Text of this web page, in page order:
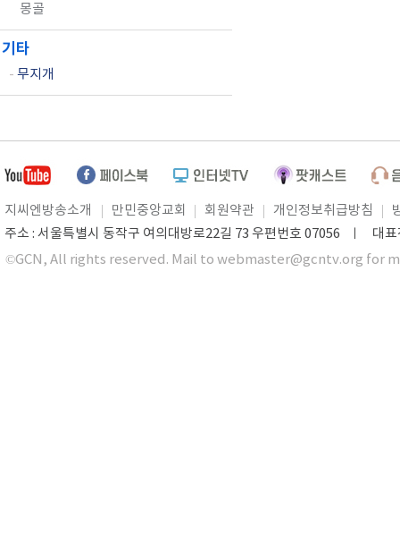
몽골
기타
- 무지개
지씨엔방송소개 만민중앙교회 회원약관 개인정보취급방침
주소 : 서울특별시 동작구 여의대방로22길 73 우편번호 07056 ㅣ 대
©GCN, All rights reserved. Mail to webmaster@gcntv.org for